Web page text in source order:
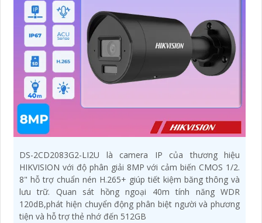
DS-2CD2083G2-LI2U là camera IP của thương hiệu
HIKVISION với độ phân giải 8MP với cảm biến CMOS 1/2.
8" hỗ trợ chuẩn nén H.265+ giúp tiết kiệm băng thông và
lưu trữ. Quan sát hồng ngoại 40m tính năng WDR
120dB,phát hiện chuyển động phân biệt người và phương
tiện và hỗ trợ thẻ nhớ đến 512GB